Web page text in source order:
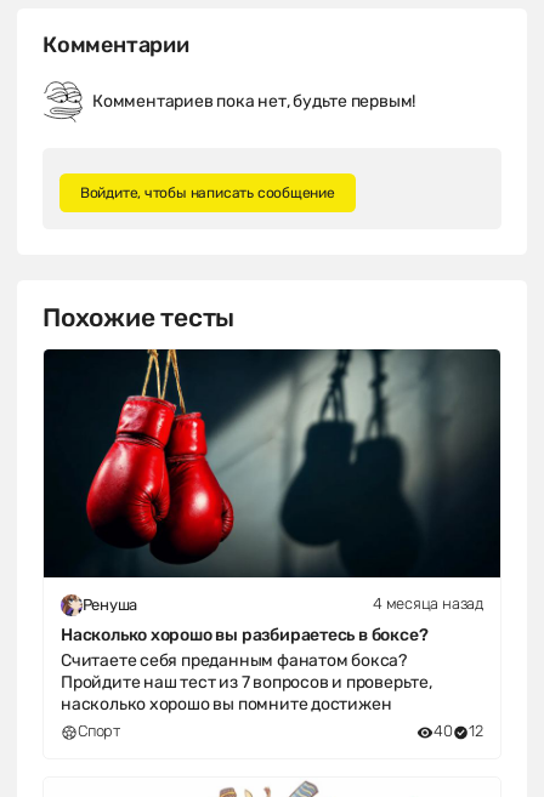
Комментарии
Комментариев пока нет, будьте первым!
Войдите, чтобы написать сообщение
Похожие тесты
Ренуша 4 месяца назад
Насколько хорошо вы разбираетесь в боксе?
Считаете себя преданным фанатом бокса?
Пройдите наш тест из 7 вопросов и проверьте,
насколько хорошо вы помните достижен
Спорт 40 12